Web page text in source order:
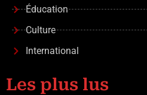
Éducation
Culture
International
Les plus lus